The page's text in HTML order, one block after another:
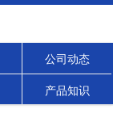
公司动态
产品知识